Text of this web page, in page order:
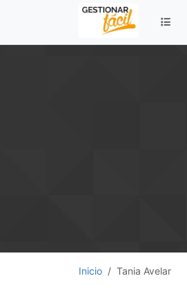
Inicio Tania Avelar